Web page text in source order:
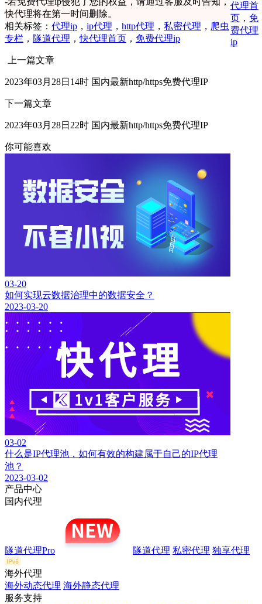
快代理将在第一时间删除。
相关标签： 代理ip ， ip代理 ， http代理 ， 私密代理 ， 爬虫
专栏 ， 隧道代理 ，快代理首页 ， 免费代理ip
上一篇文章
2023年03月28日14时 国内最新http/https免费代理IP
下一篇文章
2023年03月28日22时 国内最新http/https免费代理IP
你可能喜欢
03-20
如何实现云数据治理中的数据安全？
2023-03-20
03-02
什么是IP代理池，如何有效的构建属于自己的IP代理
池？
2023-03-02
代理首
页 ， 免
费代理
ip
产品中心
国内代理
隧道代理Pro 隧道代理 私密代理 独享代理
海外代理
海外动态代理 海外静态代理
服务支持